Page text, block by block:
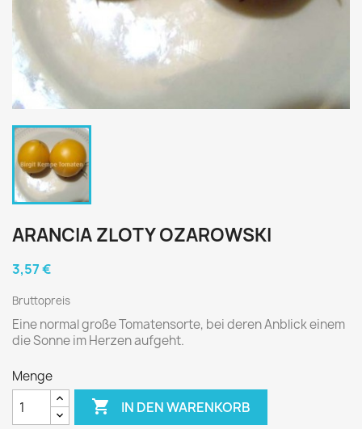
ARANCIA ZLOTY OZAROWSKI
3,57 €
Bruttopreis
Eine normal große Tomatensorte, bei deren Anblick einem
die Sonne im Herzen aufgeht.
Menge
 IN DEN WARENKORB